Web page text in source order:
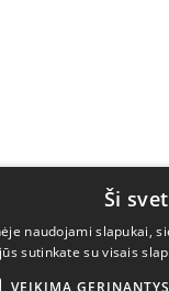
Ši
naudojami slapukai,
jūs sutinkate su visais
VEIKIMĄ GERINANTYS